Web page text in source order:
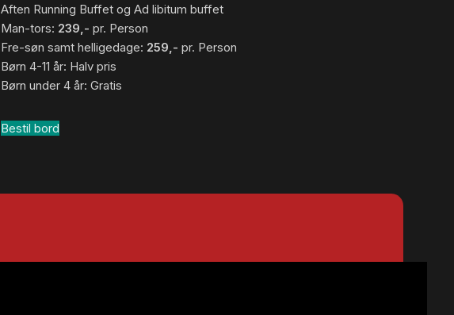
Aften Running Buffet og Ad libitum buffet
Man-tors: 239,- pr. Person
Fre-søn samt helligedage: 259,- pr. Person
Børn 4-11 år: Halv pris
Børn under 4 år: Gratis
Bestil bord